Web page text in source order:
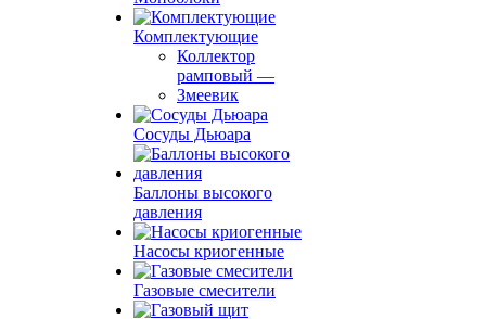
Комплектующие
Коллектор
рамповый —
Змеевик
Сосуды Дьюара
Баллоны высокого
давления
Насосы криогенные
Газовые смесители